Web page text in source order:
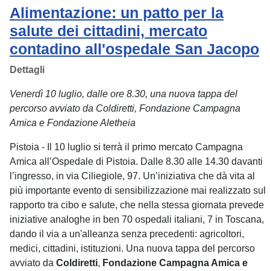
Alimentazione: un patto per la
salute dei cittadini, mercato
contadino all'ospedale San Jacopo
Dettagli
Venerdì 10 luglio, dalle ore 8.30, una nuova tappa del
percorso avviato da Coldiretti, Fondazione Campagna
Amica e Fondazione Aletheia
Pistoia - Il 10 luglio si terrà il primo mercato Campagna
Amica all’Ospedale di Pistoia. Dalle 8.30 alle 14.30 davanti
l’ingresso, in via Ciliegiole, 97. Un’iniziativa che dà vita al
più importante evento di sensibilizzazione mai realizzato sul
rapporto tra cibo e salute, che nella stessa giornata prevede
iniziative analoghe in ben 70 ospedali italiani, 7 in Toscana,
dando il via a un'alleanza senza precedenti: agricoltori,
medici, cittadini, istituzioni. Una nuova tappa del percorso
avviato da Coldiretti, Fondazione Campagna Amica e